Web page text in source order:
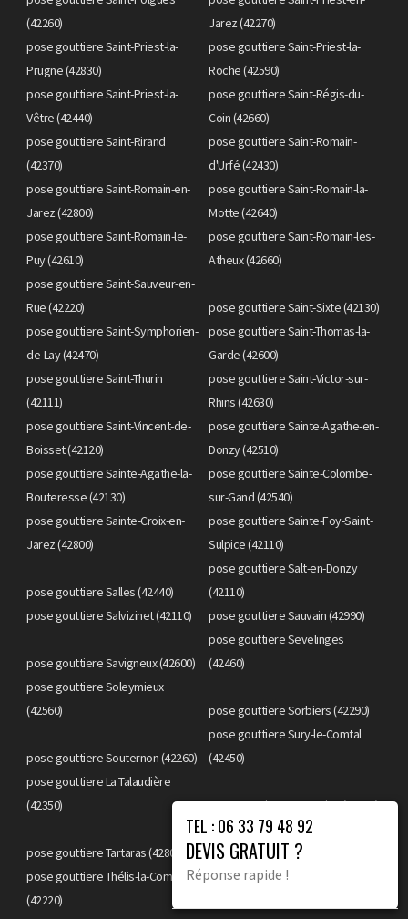
(42260)
Jarez (42270)
pose gouttiere Saint-Priest-la-
Prugne (42830)
pose gouttiere Saint-Priest-la-
Roche (42590)
pose gouttiere Saint-Priest-la-
Vêtre (42440)
pose gouttiere Saint-Régis-du-
Coin (42660)
pose gouttiere Saint-Rirand
(42370)
pose gouttiere Saint-Romain-
d'Urfé (42430)
pose gouttiere Saint-Romain-en-
Jarez (42800)
pose gouttiere Saint-Romain-la-
Motte (42640)
pose gouttiere Saint-Romain-le-
Puy (42610)
pose gouttiere Saint-Romain-les-
Atheux (42660)
pose gouttiere Saint-Sauveur-en-
Rue (42220)
pose gouttiere Saint-Sixte (42130)
pose gouttiere Saint-Symphorien-
de-Lay (42470)
pose gouttiere Saint-Thomas-la-
Garde (42600)
pose gouttiere Saint-Thurin
(42111)
pose gouttiere Saint-Victor-sur-
Rhins (42630)
pose gouttiere Saint-Vincent-de-
Boisset (42120)
pose gouttiere Sainte-Agathe-en-
Donzy (42510)
pose gouttiere Sainte-Agathe-la-
Bouteresse (42130)
pose gouttiere Sainte-Colombe-
sur-Gand (42540)
pose gouttiere Sainte-Croix-en-
Jarez (42800)
pose gouttiere Sainte-Foy-Saint-
Sulpice (42110)
pose gouttiere Salles (42440)
pose gouttiere Salt-en-Donzy
(42110)
pose gouttiere Salvizinet (42110)
pose gouttiere Sauvain (42990)
pose gouttiere Savigneux (42600)
pose gouttiere Sevelinges
(42460)
pose gouttiere Soleymieux
(42560)
pose gouttiere Sorbiers (42290)
pose gouttiere Souternon (42260)
pose gouttiere Sury-le-Comtal
(42450)
pose gouttiere La Talaudière
(42350)
pose gouttiere Tarentaise (42660)
pose gouttiere Tartaras (42800)
pose gouttiere La Terrasse-sur-
Dorlay (42740)
pose gouttiere Thélis-la-Combe
(42220)
pose gouttiere La Tour-en-Jarez
TEL : 06 33 79 48 92
DEVIS GRATUIT ?
Réponse rapide !